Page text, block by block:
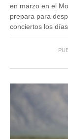
en marzo en el
prepara para
conciertos los